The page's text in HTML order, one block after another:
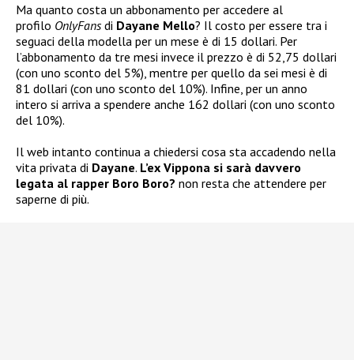
Ma quanto costa un abbonamento per accedere al
profilo OnlyFansdi Dayane Mello? Il costo per essere tra i
seguaci della modella per un mese è di 15 dollari. Per
l’abbonamento da tre mesi invece il prezzo è di 52,75 dollari
(con uno sconto del 5%), mentre per quello da sei mesi è di
81 dollari (con uno sconto del 10%). Infine, per un anno
intero si arriva a spendere anche 162 dollari (con uno sconto
del 10%).
Il web intanto continua a chiedersi cosa sta accadendo nella
vita privata di Dayane. L’ex Vippona si sarà davvero
legata al rapper Boro Boro? non resta che attendere per
saperne di più.